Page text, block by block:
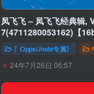
凤飞飞 – 凤飞飞经典辑,
7(4711280053162)【
区
〖OppsUnote专属〗
24年7月26日 06:57